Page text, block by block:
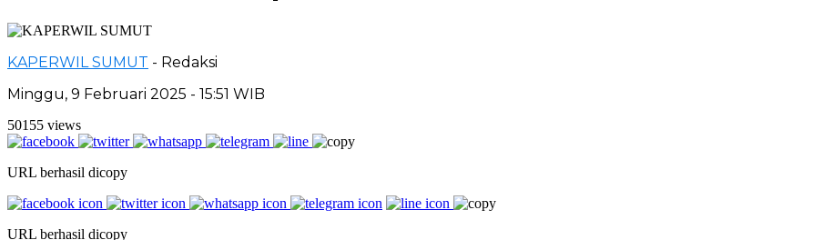
KAPERWIL SUMUT - Redaksi
Minggu, 9 Februari 2025 - 15:51 WIB
50155 views
URL berhasil dicopy
URL berhasil dicopy